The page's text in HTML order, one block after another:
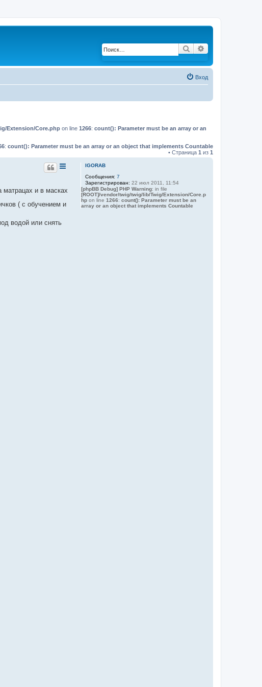
Поиск
Вход
Extension/Core.php on line 1266: count(): Parameter must be an array or an
: count(): Parameter must be an array or an object that implements Countable
• Страница 1 из 1
IGORAB
Сообщения: 7
Зарегистрирован: 22 июл 2011, 11:54
[phpBB Debug] PHP Warning: in file
[ROOT]/vendor/twig/twig/lib/Twig/Extension/Core.p
hpon line 1266: count(): Parameter must be an
array or an object that implements Countable
и в масках
( с обучением и
водой или снять